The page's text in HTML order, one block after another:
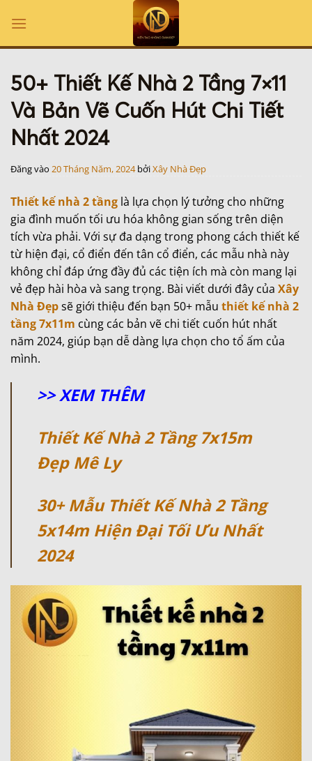
qua
nội
50+ Thiết Kế Nhà 2 Tầng 7×11
Và Bản Vẽ Cuốn Hút Chi Tiết
Nhất 2024
Đăng vào 20 Tháng Năm, 2024 bởiXây Nhà Đẹp
Thiết kế nhà 2 tầng là lựa chọn lý tưởng cho những
gia đình muốn tối ưu hóa không gian sống trên diện
tích vừa phải. Với sự đa dạng trong phong cách thiết kế
từ hiện đại, cổ điển đến tân cổ điển, các mẫu nhà này
không chỉ đáp ứng đầy đủ các tiện ích mà còn mang lại
vẻ đẹp hài hòa và sang trọng. Bài viết dưới đây của Xây
Nhà Đẹpsẽ giới thiệu đến bạn 50+ mẫu thiết kế nhà 2
tầng 7x11m cùng các bản vẽ chi tiết cuốn hút nhất
năm 2024, giúp bạn dễ dàng lựa chọn cho tổ ấm của
mình.
>> XEM THÊM
Thiết Kế Nhà 2 Tầng 7x15m
Đẹp Mê Ly
30+ Mẫu Thiết Kế Nhà 2 Tầng
5x14m Hiện Đại Tối Ưu Nhất
2024